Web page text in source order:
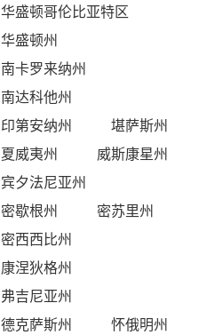
华盛顿哥伦比亚特区
华盛顿州
南卡罗来纳州
南达科他州
印第安纳州
堪萨斯州
夏威夷州
威斯康星州
宾夕法尼亚州
密歇根州
密苏里州
密西西比州
康涅狄格州
弗吉尼亚州
德克萨斯州
怀俄明州